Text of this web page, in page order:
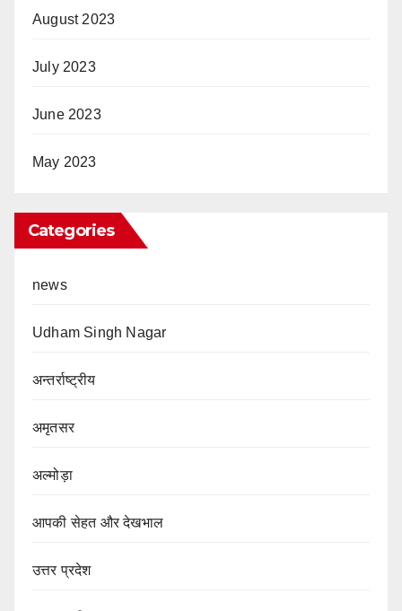
August 2023
July 2023
June 2023
May 2023
Categories
news
Udham Singh Nagar
अन्तर्राष्ट्रीय
अमृतसर
अल्मोड़ा
आपकी सेहत और देखभाल
उत्तर प्रदेश